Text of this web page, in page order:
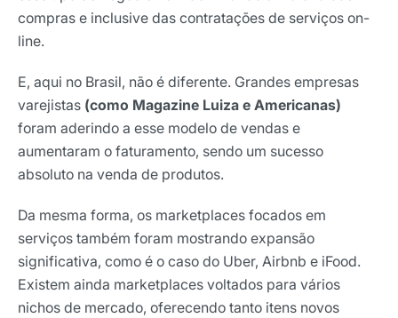
compras e inclusive das contratações de serviços on-
line.
E, aqui no Brasil, não é diferente. Grandes empresas
varejistas (como Magazine Luiza e Americanas)
foram aderindo a esse modelo de vendas e
aumentaram o faturamento, sendo um sucesso
absoluto na venda de produtos.
Da mesma forma, os marketplaces focados em
serviços também foram mostrando expansão
significativa, como é o caso do Uber, Airbnb e iFood.
Existem ainda marketplaces voltados para vários
nichos de mercado, oferecendo tanto itens novos